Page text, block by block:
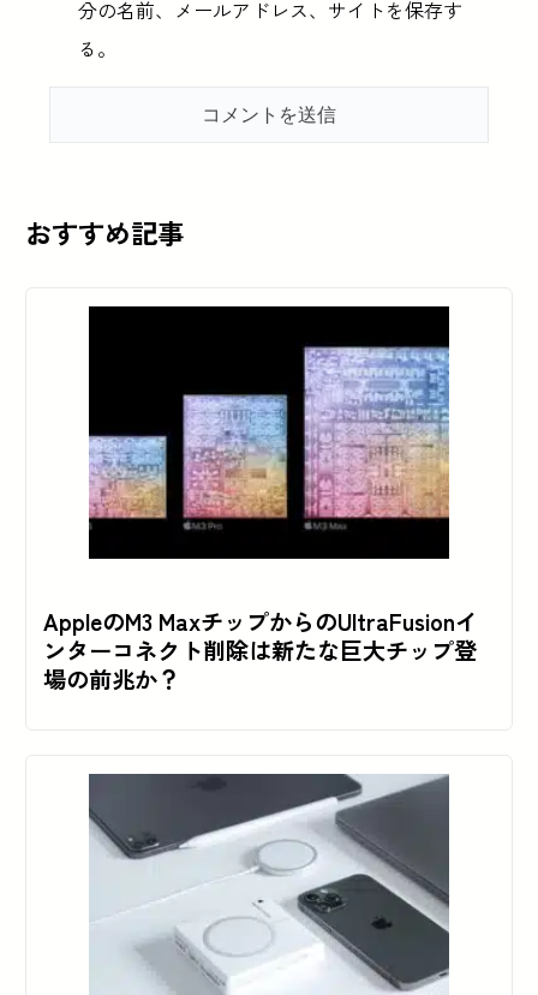
分の名前、メールアドレス、サイトを保存す
る。
おすすめ記事
AppleのM3 MaxチップからのUltraFusionイ
ンターコネクト削除は新たな巨大チップ登
場の前兆か？